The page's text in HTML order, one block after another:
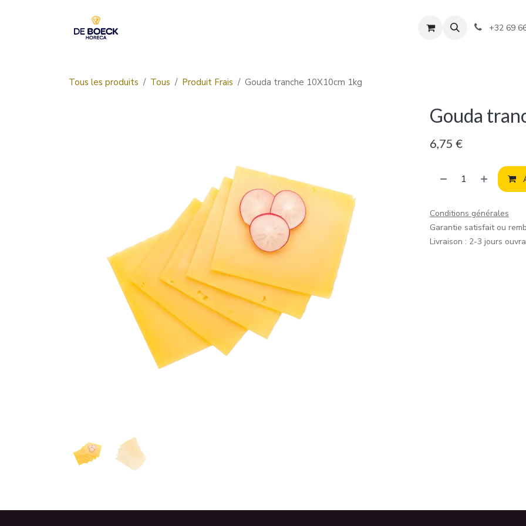
+32 69
Tous les produits Tous Produit Frais Gouda tranche 10X10cm 1kg
Gouda
6,75 €
Conditions générales
Garantie satisfait ou
Livraison : 2-3 jours